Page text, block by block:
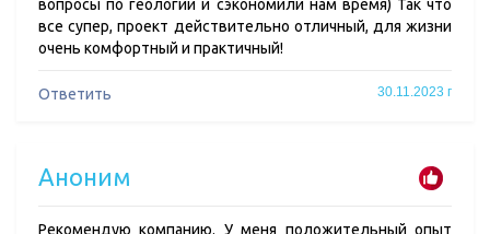
вопросы по геологии и сэкономили нам время) Так что
все супер, проект действительно отличный, для жизни
очень комфортный и практичный!
Ответить 30.11.2023 г
Аноним
Рекомендую компанию. У меня положительный опыт